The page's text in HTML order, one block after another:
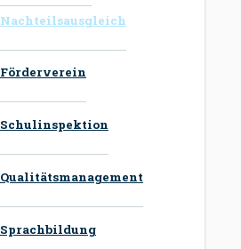
Nachteilsausgleich
Förderverein
Schulinspektion
Qualitätsmanagement
Sprachbildung